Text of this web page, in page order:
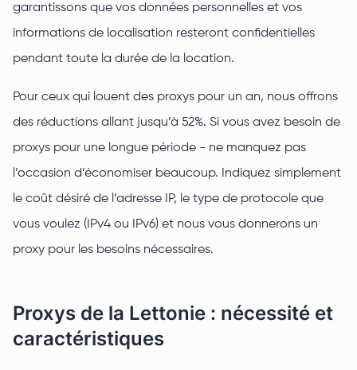
garantissons que vos données personnelles et vos
informations de localisation resteront confidentielles
pendant toute la durée de la location.
Pour ceux qui louent des proxys pour un an, nous offrons
des réductions allant jusqu’à 52%. Si vous avez besoin de
proxys pour une longue période - ne manquez pas
l’occasion d’économiser beaucoup. Indiquez simplement
le coût désiré de l’adresse IP, le type de protocole que
vous voulez (IPv4 ou IPv6) et nous vous donnerons un
proxy pour les besoins nécessaires.
Proxys de la Lettonie : nécessité et
caractéristiques